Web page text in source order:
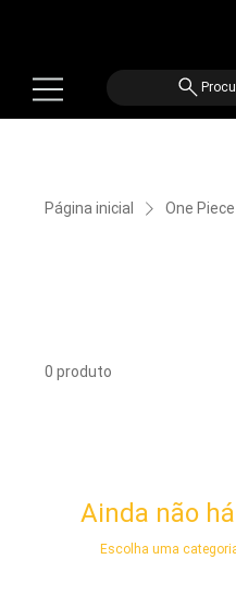
Página inicial One
0 produto
Ainda não
Escolha uma